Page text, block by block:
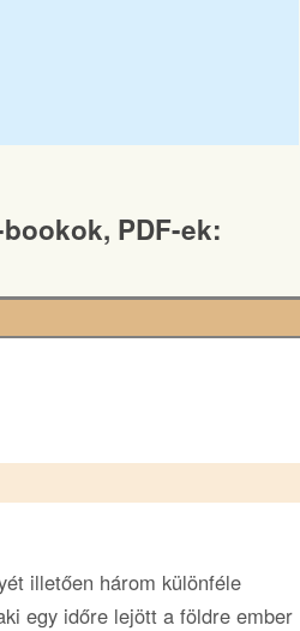
PDF-ek:
illetően három különféle
egy időre lejött a földre ember